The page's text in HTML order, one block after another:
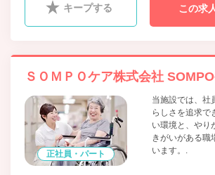
キープする この求
ＳＯＭＰＯケア株式会社
正社員・パート
当施設では、社
らしさを追求で
い環境と、やり
きがいがある職
います。.